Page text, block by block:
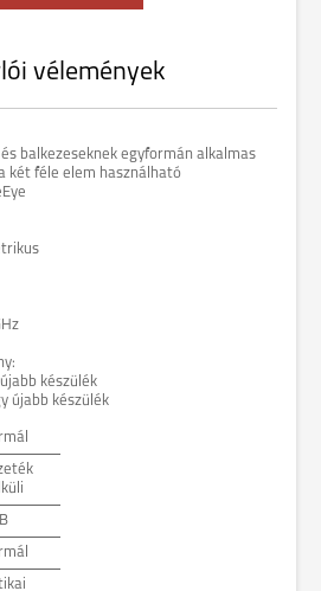
vélemények
balkezeseknek egyformán alkalmas
két féle elem használható
készülék
újabb készülék